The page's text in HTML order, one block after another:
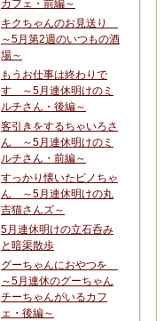
カフェ・前編～
キクちゃんのお見送り
～5月第2週のいつもの酒
場～
もうお仕事は終わりで
す ～5月連休明けのミ
ルチさん・後編～
客引きをするちゃいろさ
ん ～5月連休明けのミ
ルチさん・前編～
すっかり懐いたピノちゃ
ん ～5月連休明けの丸
吉猫さんズ～
5月連休明けの立石呑み
と暗渠散歩
グーちゃんにおやつを
～5月連休のグーちゃん
チーちゃんがいるカフ
ェ・後編～